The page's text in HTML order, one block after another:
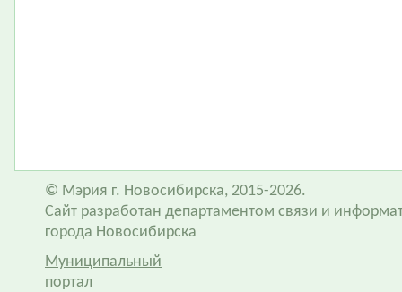
© Мэрия г. Новосибирска, 2015-2026.
Сайт разработан департаментом связи и
города Новосибирска
Муниципальный
портал